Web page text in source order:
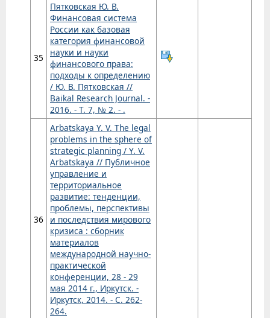
35
Пятковская Ю. В.
Финансовая система
России как базовая
категория финансовой
науки и науки
финансового права:
подходы к определению
/ Ю. В. Пятковская //
Baikal Research Journal. -
2016. - Т. 7, № 2. - .
36
Arbatskaya Y. V. The legal
problems in the sphere of
strategic planning / Y. V.
Arbatskaya // Публичное
управление и
территориальное
развитие: тенденции,
проблемы, перспективы
и последствия мирового
кризиса : сборник
материалов
международной научно-
практической
конференции, 28 - 29
мая 2014 г., Иркутск. -
Иркутск, 2014. - С. 262-
264.